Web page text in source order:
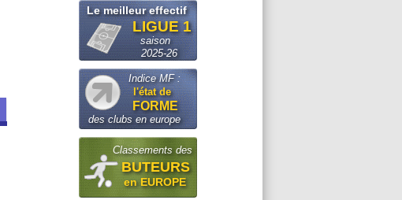
Le meilleur effectif
LIGUE 1
saison
2025-26
Indice MF :
l'état de
FORME
des clubs en europe
Classements des
BUTEURS
en EUROPE